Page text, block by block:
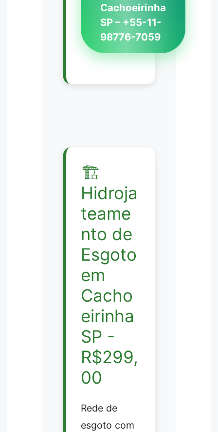
Cachoeirinha
SP – +55-11-
98776-7059
🏗️
Hidroja
teame
nto de
Esgoto
em
Cacho
eirinha
SP -
R$299,
00
Rede de
esgoto com